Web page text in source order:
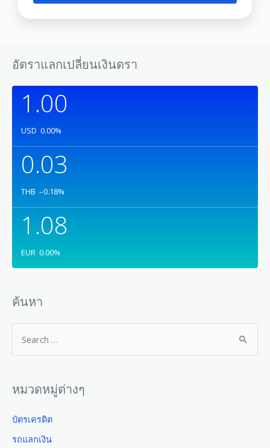
อัตราแลกเปลี่ยนเงินตรา
1.00
USD 0.00%
0.03
THB –0.18%
1.08
EUR 0.00%
ค้นหา
หมวดหมู่ต่างๆ
บัตรเครดิต
รถแลกเงิน